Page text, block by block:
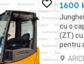
1600
cu o
(ZT) cu
pentru